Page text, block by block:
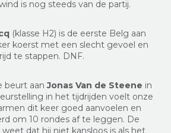
is nog steeds van de partij.
(klasse H2) is de eerste Belg aan
koerst met een slecht gevoel en
te stappen. DNF.
beurt aan Jonas Van de Steene in
in het tijdrijden voelt onze
dit keer goed aanvoelen en
om 10 rondes af te leggen. De
dat hij niet kansloos is als het